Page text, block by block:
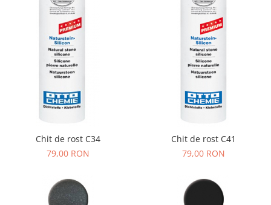
Chit de rost C34
79,00 RON
Chit de rost C41
79,00 RON